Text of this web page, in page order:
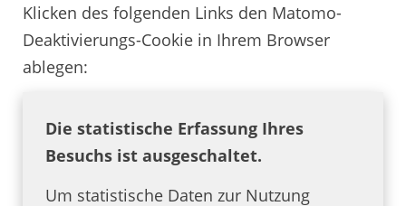
Klicken des folgenden Links den Matomo-
Deaktivierungs-Cookie in Ihrem Browser
ablegen:
Die statistische Erfassung Ihres
Besuchs ist ausgeschaltet.
Um statistische Daten zur Nutzung